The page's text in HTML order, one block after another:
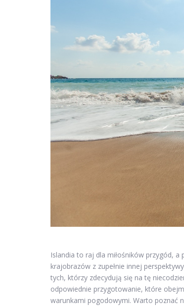
Islandia to raj dla miłośników przygód,
krajobrazów z zupełnie innej
tych, którzy zdecydują się na tę
odpowiednie przygotowanie, które
warunkami pogodowymi. Warto poznać